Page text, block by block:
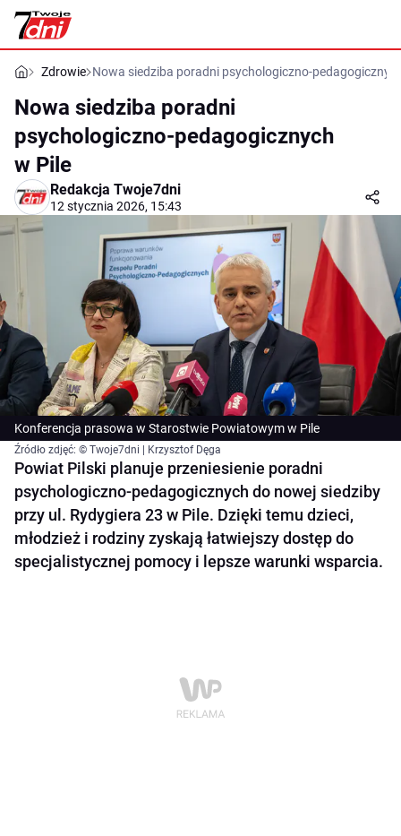
Zdrowie Nowa siedziba poradni psychologiczno-
Nowa siedziba poradni
psychologiczno-pedagogicznych
w Pile
Redakcja Twoje7dni
12 stycznia 2026, 15:43
Konferencja prasowa w Starostwie Powiatowym w Pile
Źródło zdjęć: © Twoje7dni | Krzysztof Dęga
Powiat Pilski planuje przeniesienie poradni
psychologiczno-pedagogicznych do nowej siedziby
przy ul. Rydygiera 23 w Pile. Dzięki temu dzieci,
młodzież i rodziny zyskają łatwiejszy dostęp do
specjalistycznej pomocy i lepsze warunki wsparcia.